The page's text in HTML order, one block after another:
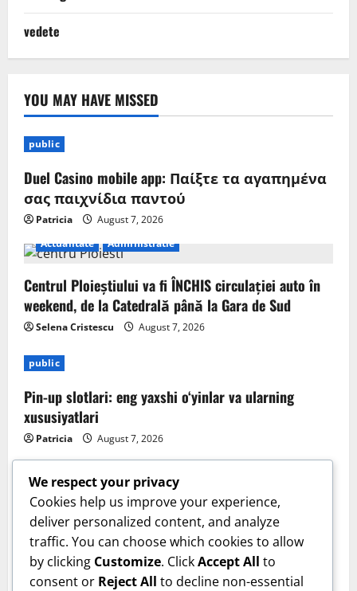
vedete
YOU MAY HAVE MISSED
public
Duel Casino mobile app: Παίξτε τα αγαπημένα
σας παιχνίδια παντού
Patricia
August 7, 2026
Actualitate
Administratie
Centrul Ploieștiului va fi ÎNCHIS circulației auto în
weekend, de la Catedrală până la Gara de Sud
Selena Cristescu August 7, 2026
public
Pin-up slotlari: eng yaxshi o‘yinlar va ularning
xususiyatlari
Patricia August 7, 2026
Sanatate
Cum îți verifici sănătatea inimii acasă. Tensiunea
arterială care te trimite la medic. Dr. Monica Trofin-
We respect your privacy
Cookies help us improve your experience,
deliver personalized content, and analyze
traffic. You can choose which cookies to allow
by clicking Customize. ClickAccept All to
consent or Reject All to decline non-essential